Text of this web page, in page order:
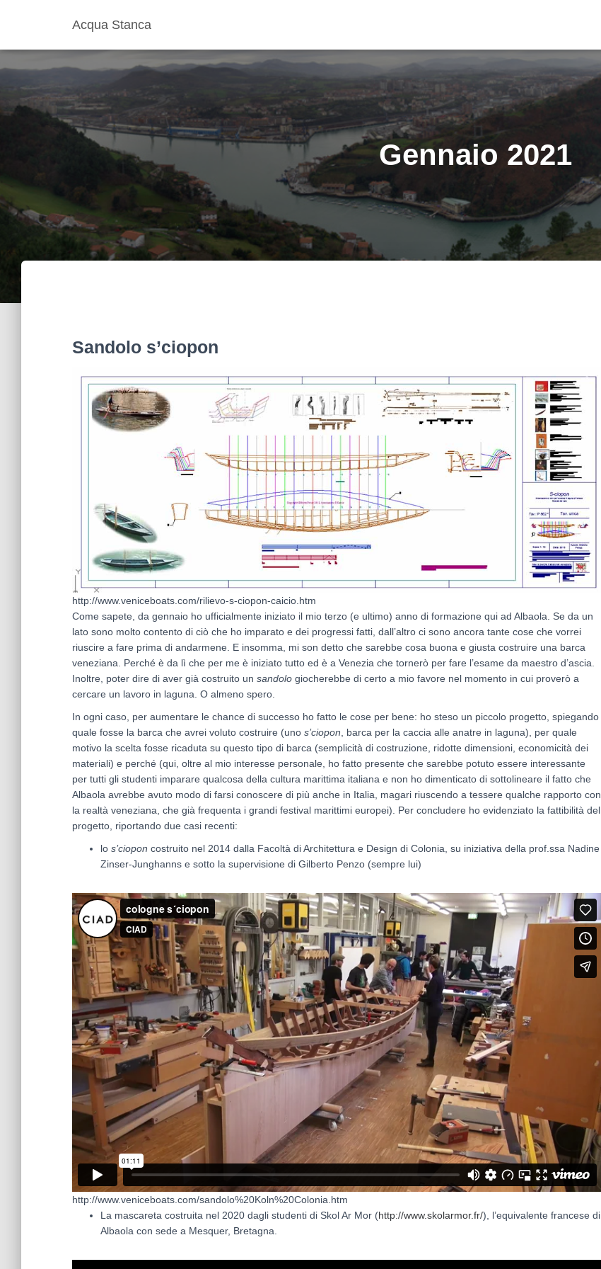
Acqua Stanca
Gennaio 2021
Sandolo s’ciopon
http://www.veniceboats.com/rilievo-s-ciopon-caicio.htm
Come sapete, da gennaio ho ufficialmente iniziato il mio terzo (e ultimo) anno di formazione qui ad Albaola. Se da un
lato sono molto contento di ciò che ho imparato e dei progressi fatti, dall’altro ci sono ancora tante cose che vorrei
riuscire a fare prima di andarmene. E insomma, mi son detto che sarebbe cosa buona e giusta costruire una barca
veneziana. Perché è da lì che per me è iniziato tutto ed è a Venezia che tornerò per fare l’esame da maestro d’ascia.
Inoltre, poter dire di aver già costruito un sandolo giocherebbe di certo a mio favore nel momento in cui proverò a
cercare un lavoro in laguna. O almeno spero.
In ogni caso, per aumentare le chance di successo ho fatto le cose per bene: ho steso un piccolo progetto, spiegando
quale fosse la barca che avrei voluto costruire (uno s’ciopon , barca per la caccia alle anatre in laguna), per quale
motivo la scelta fosse ricaduta su questo tipo di barca (semplicità di costruzione, ridotte dimensioni, economicità dei
materiali) e perché (qui, oltre al mio interesse personale, ho fatto presente che sarebbe potuto essere interessante
per tutti gli studenti imparare qualcosa della cultura marittima italiana e non ho dimenticato di sottolineare il fatto che
Albaola avrebbe avuto modo di farsi conoscere di più anche in Italia, magari riuscendo a tessere qualche rapporto con
la realtà veneziana, che già frequenta i grandi festival marittimi europei). Per concludere ho evidenziato la fattibilità del
progetto, riportando due casi recenti:
lo s’ciopon costruito nel 2014 dalla Facoltà di Architettura e Design di Colonia, su iniziativa della prof.ssa Nadine
Zinser-Junghanns e sotto la supervisione di Gilberto Penzo (sempre lui)
http://www.veniceboats.com/sandolo%20Koln%20Colonia.htm
La mascareta costruita nel 2020 dagli studenti di Skol Ar Mor (http://www.skolarmor.fr/), l’equivalente francese di
Albaola con sede a Mesquer, Bretagna.